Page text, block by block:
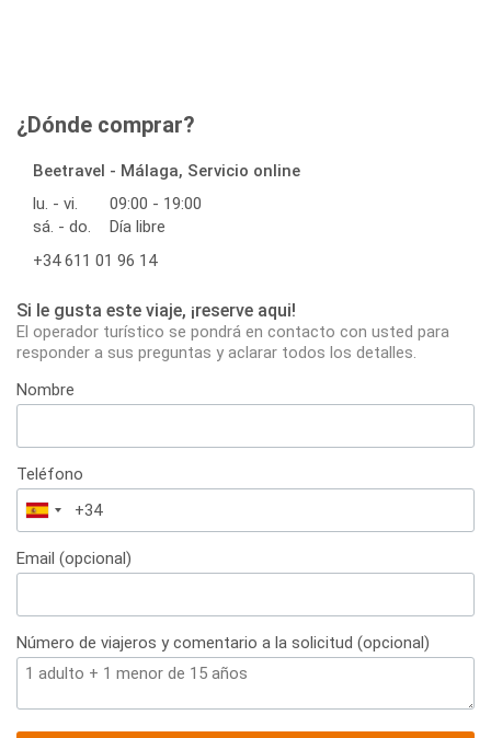
¿Dónde comprar?
Beetravel - Málaga, Servicio online
lu. - vi.
09:00 - 19:00
sá. - do.
Día libre
+34 611 01 96 14
Si le gusta este viaje, ¡reserve aqui!
El operador turístico se pondrá en contacto con usted para
responder a sus preguntas y aclarar todos los detalles.
Nombre
Teléfono
España
+34
Email (opcional)
Número de viajeros y comentario a la solicitud (opcional)